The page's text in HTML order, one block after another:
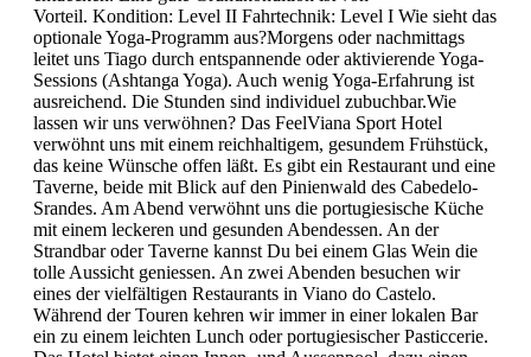
Vorteil. Kondition: Level II Fahrtechnik: Level I Wie sieht das
optionale Yoga-Programm aus?Morgens oder nachmittags
leitet uns Tiago durch entspannende oder aktivierende Yoga-
Sessions (Ashtanga Yoga). Auch wenig Yoga-Erfahrung ist
ausreichend. Die Stunden sind individuel zubuchbar.Wie
lassen wir uns verwöhnen? Das FeelViana Sport Hotel
verwöhnt uns mit einem reichhaltigem, gesundem Frühstück,
das keine Wünsche offen läßt. Es gibt ein Restaurant und eine
Taverne, beide mit Blick auf den Pinienwald des Cabedelo-
Srandes. Am Abend verwöhnt uns die portugiesische Küche
mit einem leckeren und gesunden Abendessen. An der
Strandbar oder Taverne kannst Du bei einem Glas Wein die
tolle Aussicht geniessen. An zwei Abenden besuchen wir
eines der vielfältigen Restaurants in Viano do Castelo.
Während der Touren kehren wir immer in einer lokalen Bar
ein zu einem leichten Lunch oder portugiesischer Pasticcerie.